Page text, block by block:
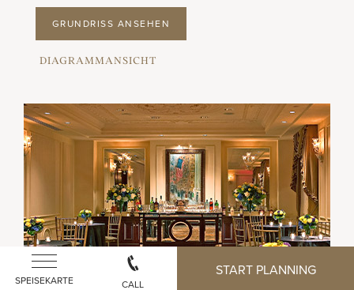
GRUNDRISS ANSEHEN
DIAGRAMMANSICHT
SPEISEKARTE CALL
START PLANNING